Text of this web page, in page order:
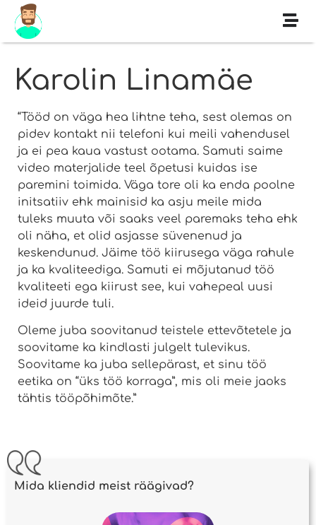
Karolin Linamäe
“Tööd on väga hea lihtne teha, sest olemas on
pidev kontakt nii telefoni kui meili vahendusel
ja ei pea kaua vastust ootama. Samuti saime
video materjalide teel õpetusi kuidas ise
paremini toimida. Väga tore oli ka enda poolne
initsatiiv ehk mainisid ka asju meile mida
tuleks muuta või saaks veel paremaks teha ehk
oli näha, et olid asjasse süvenenud ja
keskendunud. Jäime töö kiirusega väga rahule
ja ka kvaliteediga. Samuti ei mõjutanud töö
kvaliteeti ega kiirust see, kui vahepeal uusi
ideid juurde tuli.
Oleme juba soovitanud teistele ettevõtetele ja
soovitame ka kindlasti julgelt tulevikus.
Soovitame ka juba sellepärast, et sinu töö
eetika on “üks töö korraga”, mis oli meie jaoks
tähtis tööpõhimõte.”
Mida kliendid meist räägivad?